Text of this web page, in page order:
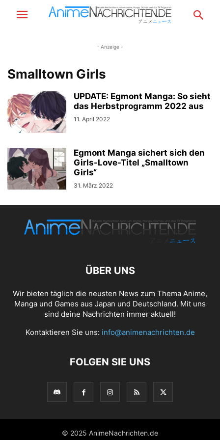
- Anzeige -
Smalltown Girls
UPDATE: Egmont Manga: So sieht
das Herbstprogramm 2022 aus
11. April 2022
Egmont Manga sichert sich den
Girls-Love-Titel „Smalltown
Girls“
31. März 2022
ÜBER UNS
Wir bieten täglich die neusten News zum Thema Anime,
Manga und Games aus Japan und Deutschland. Mit uns
sind deine Nachrichten immer aktuell!
Kontaktieren Sie uns: info@animenachrichten.de
FOLGEN SIE UNS
© 2025 AnimeNachrichten.de